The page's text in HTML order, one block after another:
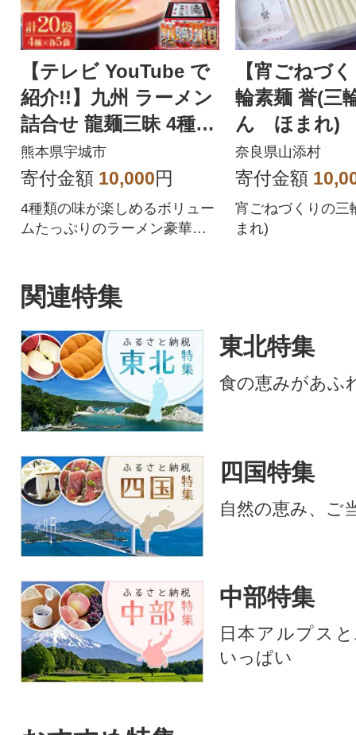
【テレビ YouTube で
紹介!!】九州 ラーメン
詰合せ 龍麺三昧 4種×5
本 計20本セット
熊本県宇城市
寄付金額 10,000円
4種類の味が楽しめるボリュー
ムたっぷりのラーメン豪華詰
【宵ごねづ
輪素麺 誉(三
ん ほまれ)
×40束)
奈良県山添村
寄付金額
宵ごねづくりの三
まれ)
関連特集
東北特集
食の恵みがあふ
四国特集
自然の恵み、ご
中部特集
日本アルプス
いっぱい